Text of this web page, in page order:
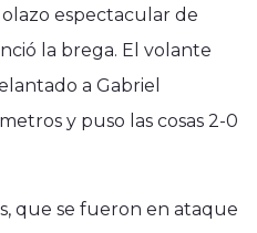
espectacular de
la brega. El volante
a Gabriel
y puso las cosas 2-0
que se fueron en ataque